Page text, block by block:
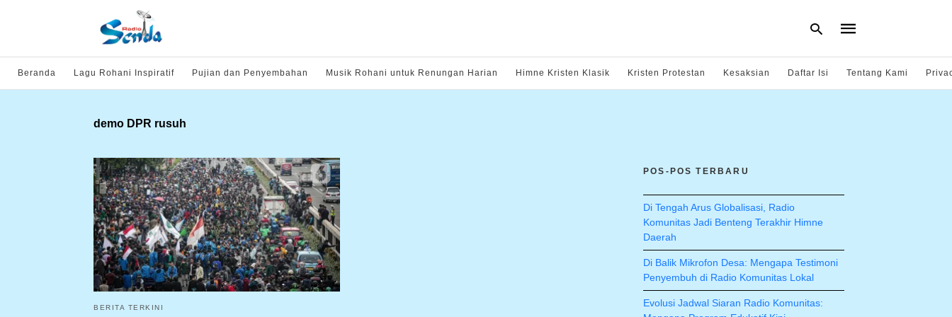
Beranda Lagu Rohani Inspiratif Pujian dan Penyembahan Musik Rohani untuk Renungan Harian Himne Kristen Klasik Kristen Protestan Kesaksian Daftar Isi Tentang Kami
demo DPR rusuh
BERITA TERKINI
POS-POS TERBARU
Di Tengah Arus Globalisasi, Radio
Komunitas Jadi Benteng Terakhir Himne
Daerah
Di Balik Mikrofon Desa: Mengapa Testimoni
Penyembuh di Radio Komunitas Lokal
Evolusi Jadwal Siaran Radio Komunitas: